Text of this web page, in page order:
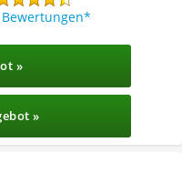
Bewertungen
»
»